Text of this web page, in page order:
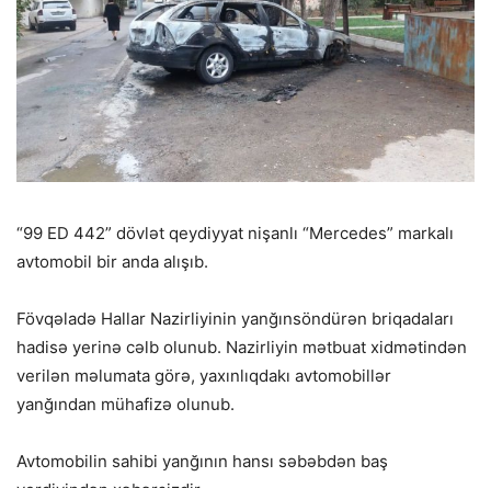
“99 ED 442” dövlət qeydiyyat nişanlı “Mercedes” markalı
avtomobil bir anda alışıb.
Fövqəladə Hallar Nazirliyinin yanğınsöndürən briqadaları
hadisə yerinə cəlb olunub. Nazirliyin mətbuat xidmətindən
verilən məlumata görə, yaxınlıqdakı avtomobillər
yanğından mühafizə olunub.
Avtomobilin sahibi yanğının hansı səbəbdən baş